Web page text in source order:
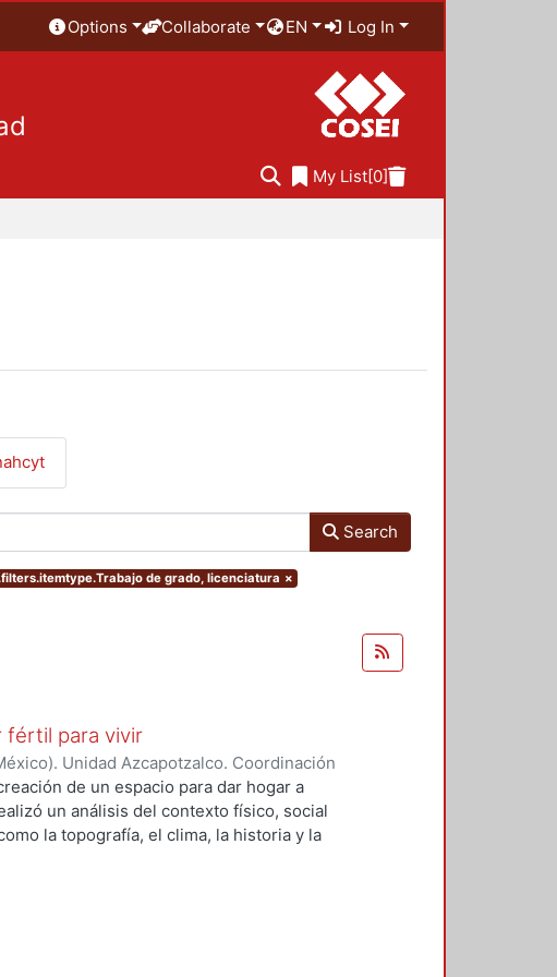
Options Collaborate EN Log In
My List[0]
Search
de grado, licenciatura ×
fértil para vivir
Unidad Azcapotzalco. Coordinación
)Campa Cruz, Claudia Alondra;Arce
Marisol
de un espacio para dar hogar a
un análisis del contexto físico, social
la topografía, el clima, la historia y la